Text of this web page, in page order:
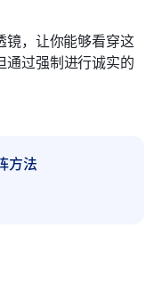
镜，让你能够看穿这
过强制进行诚实的
方法